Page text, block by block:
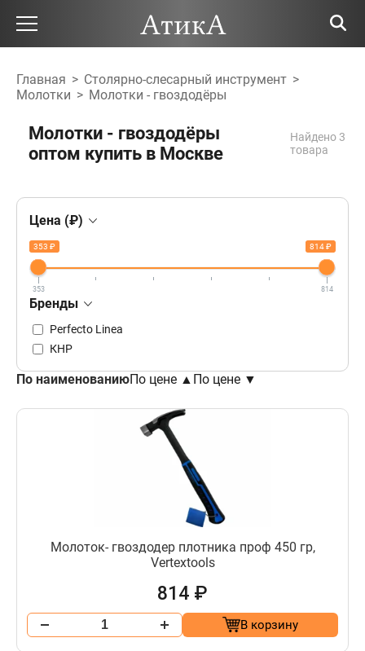
Главная > Столярно-слесарный инструмент >
Молотки > Молотки - гвоздодёры
Молотки - гвоздодёры
оптом купить в Москве
Найдено 3
товара
Цена (₽)
353 ₽ 814 ₽
353 814
Бренды
Perfecto Linea
КНР
По наименованиюПо цене ▲ По цене ▼
Молоток- гвоздодер плотника проф 450 гр,
Vertextools
814 ₽
В корзину